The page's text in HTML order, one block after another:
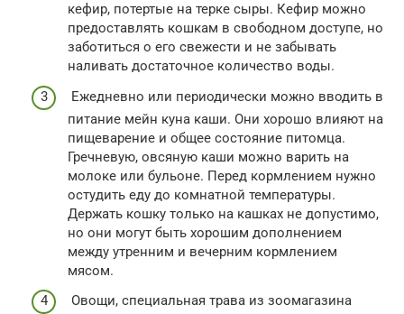
кефир, потертые на терке сыры. Кефир можно
предоставлять кошкам в свободном доступе, но
заботиться о его свежести и не забывать
наливать достаточное количество воды.
Ежедневно или периодически можно вводить в
питание мейн куна каши. Они хорошо влияют на
пищеварение и общее состояние питомца.
Гречневую, овсяную каши можно варить на
молоке или бульоне. Перед кормлением нужно
остудить еду до комнатной температуры.
Держать кошку только на кашках не допустимо,
но они могут быть хорошим дополнением
между утренним и вечерним кормлением
мясом.
Овощи, специальная трава из зоомагазина